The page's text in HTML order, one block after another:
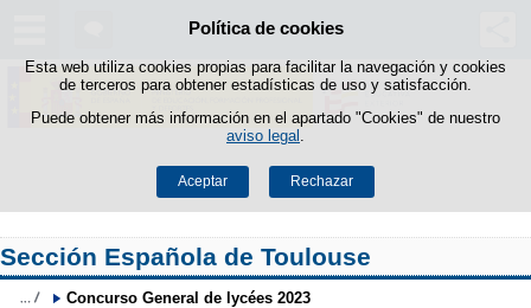
Política de cookies
Esta web utiliza cookies propias para facilitar la navegación y cookies
de terceros para obtener estadísticas de uso y satisfacción.
Puede obtener más información en el apartado "Cookies" de nuestro
aviso legal
Aceptar Rechazar
Saltar al contenido
Sección Española de Toulouse
Concurso General de lycées 2023